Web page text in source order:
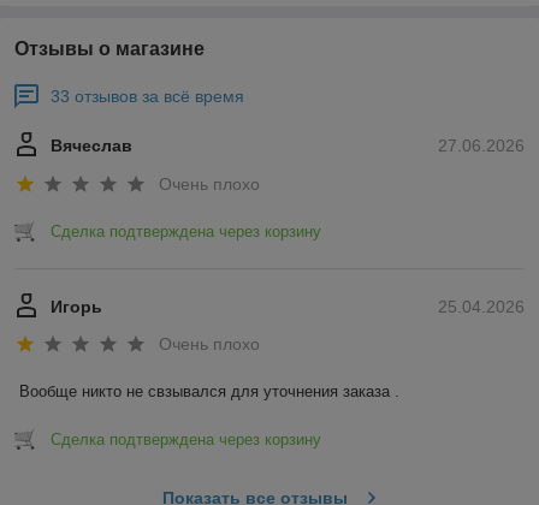
Отзывы о магазине
33 отзывов за всё время
27.06.2026
Вячеслав
Очень плохо
Сделка подтверждена через корзину
25.04.2026
Игорь
Очень плохо
Вообще никто не свзывался для уточнения заказа .
Сделка подтверждена через корзину
Показать все отзывы